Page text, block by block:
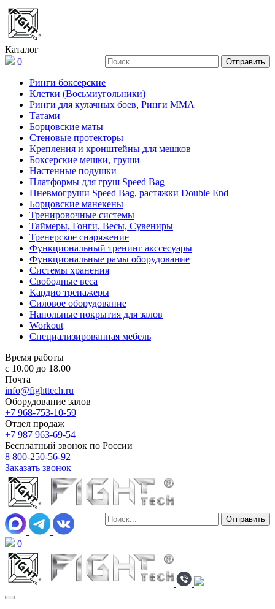
Каталог
0
Ринги боксерские
Клетки (Восьмиугольники)
Ринги для кулачных боев, Ринги ММА
Татами
Борцовские маты
Стеновые протекторы
Крепления и кронштейны для мешков
Боксерские мешки, груши
Настенные подушки
Платформы для груш Speed Bag
Пневмогруши Speed Bag, растяжки Double End
Борцовские манекены
Тренировочные системы
Таймеры, Гонги, Весы, Сувениры
Тренерское снаряжение
Функциональный тренинг акссесуары
Функциональные рамы оборудование
Системы хранения
Свободные веса
Кардио тренажеры
Силовое оборудование
Напольные покрытия для залов
Workout
Специализированная мебель
Время работы
с 10.00 до 18.00
Почта
info@fighttech.ru
Оборудование залов
+7 968-753-10-59
Отдел продаж
+7 987 963-69-54
Бесплатный звонок по России
8 800-250-56-92
Заказать звонок
0